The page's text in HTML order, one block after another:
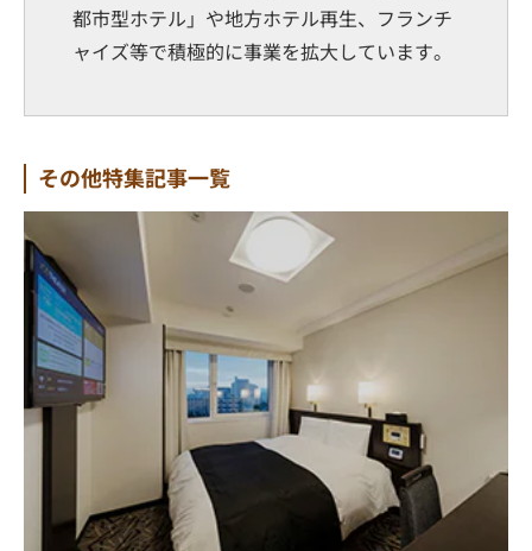
都市型ホテル」や地方ホテル再生、フランチ
ャイズ等で積極的に事業を拡大しています。
その他特集記事一覧